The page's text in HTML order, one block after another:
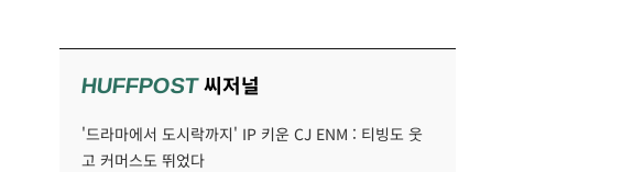
HUFFPOST씨저널
'드라마에서 도시락까지' IP 키운 CJ ENM : 티빙도 웃
고 커머스도 뛰었다